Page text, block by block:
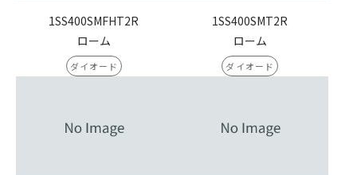
1SS400SMFHT2R
ローム
ダイオード
1SS400SMT2R
ローム
ダイオード